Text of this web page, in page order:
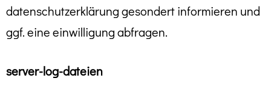
datenschutzerklärung gesondert informieren und
ggf. eine einwilligung abfragen.
server-log-dateien